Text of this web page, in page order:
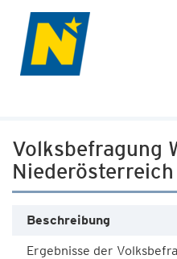
Volksbefragung
Niederösterreich
Beschreibung
Ergebnisse der